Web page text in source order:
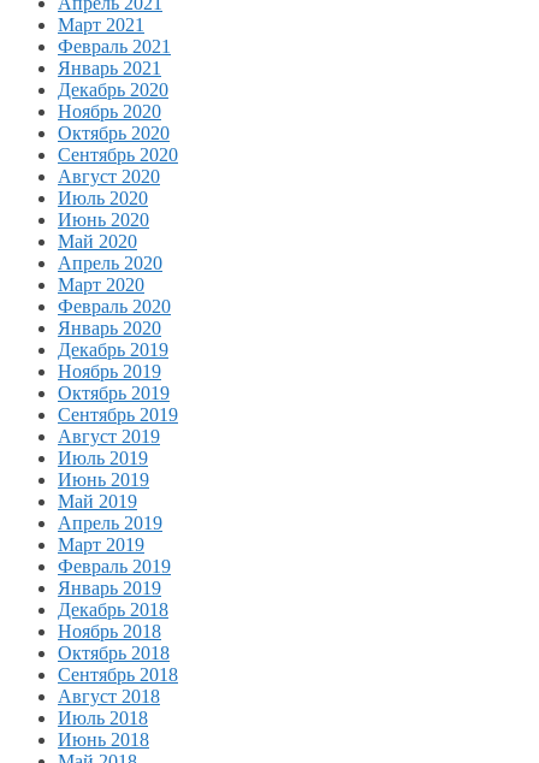
Март 2021
Февраль 2021
Январь 2021
Декабрь 2020
Ноябрь 2020
Октябрь 2020
Сентябрь 2020
Август 2020
Июль 2020
Июнь 2020
Май 2020
Апрель 2020
Март 2020
Февраль 2020
Январь 2020
Декабрь 2019
Ноябрь 2019
Октябрь 2019
Сентябрь 2019
Август 2019
Июль 2019
Июнь 2019
Май 2019
Апрель 2019
Март 2019
Февраль 2019
Январь 2019
Декабрь 2018
Ноябрь 2018
Октябрь 2018
Сентябрь 2018
Август 2018
Июль 2018
Июнь 2018